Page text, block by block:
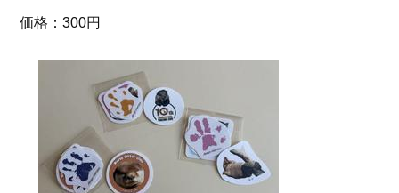
価格：300円